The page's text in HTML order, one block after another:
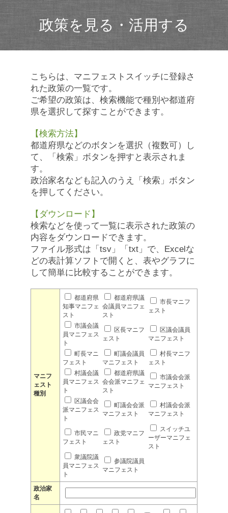
政策を見る・活用する
こちらは、マニフェストスイッチに登録さ
れた政策の一覧です。
ご希望の政策は、検索機能で種別や都道府
県を選択して探すことができます。
【検索方法】
都道府県などのボタンを選択（複数可）し
て、「検索」ボタンを押すと表示されま
す。
政治家名なども記入のうえ「検索」ボタン
を押してください。
【ダウンロード】
検索などを使って一覧に表示された政策の
内容をダウンロードできます。
ファイル形式は「tsv」「txt」で、Excelな
どの表計算ソフトで開くと、表やグラフに
して簡単に比較することができます。
マニフ
ェスト
種別
都道府県
知事マニフェ
スト
都道府県議
会議員マニフェ
スト
市長マニフ
ェスト
市議会議
員マニフェス
ト
区長マニフ
ェスト
区議会議員
マニフェスト
町長マニ
フェスト
町議会議員
マニフェスト
村長マニフ
ェスト
村議会議
員マニフェス
ト
都道府県議
会会派マニフェ
スト
市議会会派
マニフェスト
区議会会
派マニフェス
ト
町議会会派
マニフェスト
村議会会派
マニフェスト
市民マニ
フェスト
政党マニフ
ェスト
スイッチユ
ーザーマニフェ
スト
衆議院議
員マニフェス
ト
参議院議員
マニフェスト
政治家
名